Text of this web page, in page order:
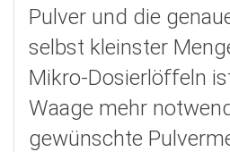
Pulver und die
selbst kleinster
Mikro-Dosierlöffeln
Waage mehr
gewünschte